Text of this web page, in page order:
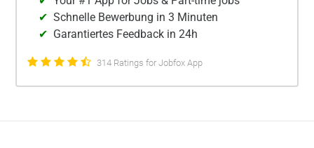
Schnelle Bewerbung in 3 Minuten
Garantiertes Feedback in 24h
314 Ratings for Jobfox App